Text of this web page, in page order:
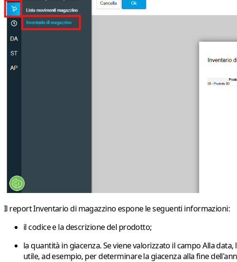
Il reportInventario di magazzinoespone le seguenti informazioni:
ilcodicee ladescrizione del prodotto;
laquantità in giacenza. Se viene valorizzato il campoAlla data,
utile, ad esempio, per determinare la giacenza alla fine